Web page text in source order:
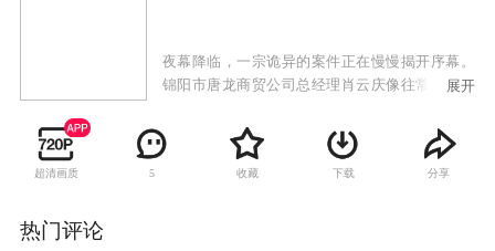
夜幕降临，一宗诡异的案件正在慢慢揭开序幕。
锦阳市唐龙商贸公司总经理肖云庆像往常一样悄
梯的同时，一个与他穿戴完全一致的男人掏出了
打开韦彩华家门的钥匙，一声凄惨的叫喊声撕裂
了繁华小区寂静的夜。刑警队正面临着前所未有
展开
超清画质 5 收藏 下载 分享
热门评论